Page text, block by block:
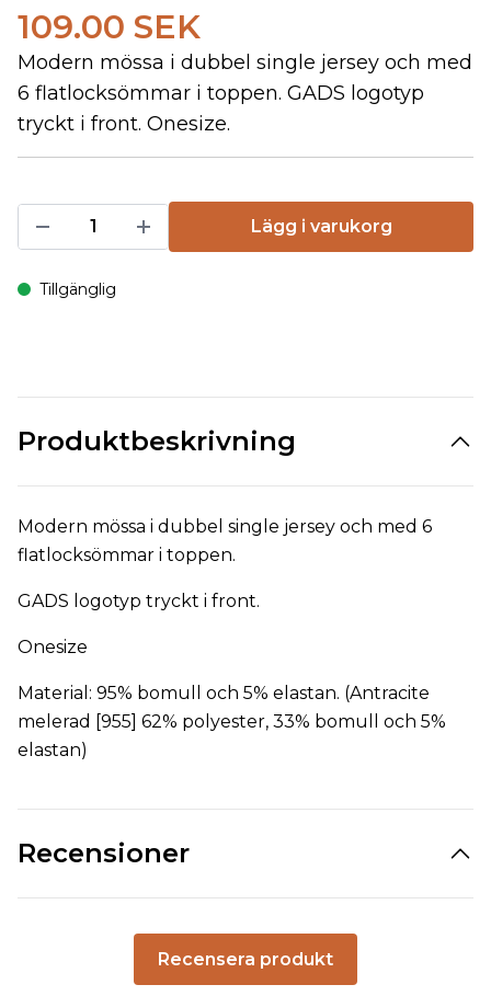
109.00 SEK
Modern mössa i dubbel single jersey och med
6 flatlocksömmar i toppen. GADS logotyp
tryckt i front. Onesize.
Lägg i varukorg
Tillgänglig
Produktbeskrivning
Modern mössa i dubbel single jersey och med 6
flatlocksömmar i toppen.
GADS logotyp tryckt i front.
Onesize
Material: 95% bomull och 5% elastan. (Antracite
melerad [955] 62% polyester, 33% bomull och 5%
elastan)
Recensioner
Recensera produkt